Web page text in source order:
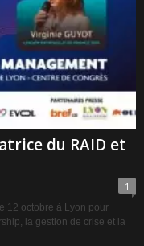
du RAID et
1
12 octobre à Lyon pour
la gestion de crise et la